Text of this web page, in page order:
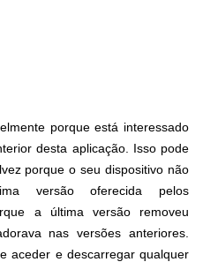
porque está interessado
desta aplicação. Isso pode
porque o seu dispositivo não
versão oferecida pelos
a última versão removeu
nas versões anteriores.
aceder e descarregar qualquer